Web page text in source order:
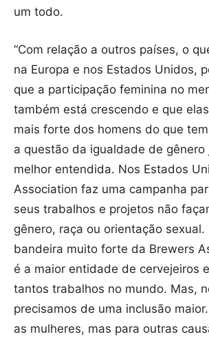
um todo.
“Com relação a outros países, o
na Europa e nos Estados Unidos,
que a participação feminina no
também está crescendo e que
mais forte dos homens do que
a questão da igualdade de gênero
melhor entendida. Nos Estados
Association faz uma campanha
seus trabalhos e projetos não
gênero, raça ou orientação sexual.
bandeira muito forte da Brewers
é a maior entidade de cervejeiros
tantos trabalhos no mundo. Mas,
precisamos de uma inclusão
as mulheres, mas para outras